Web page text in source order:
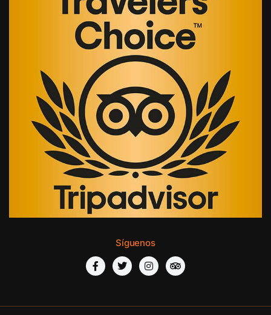
Síguenos